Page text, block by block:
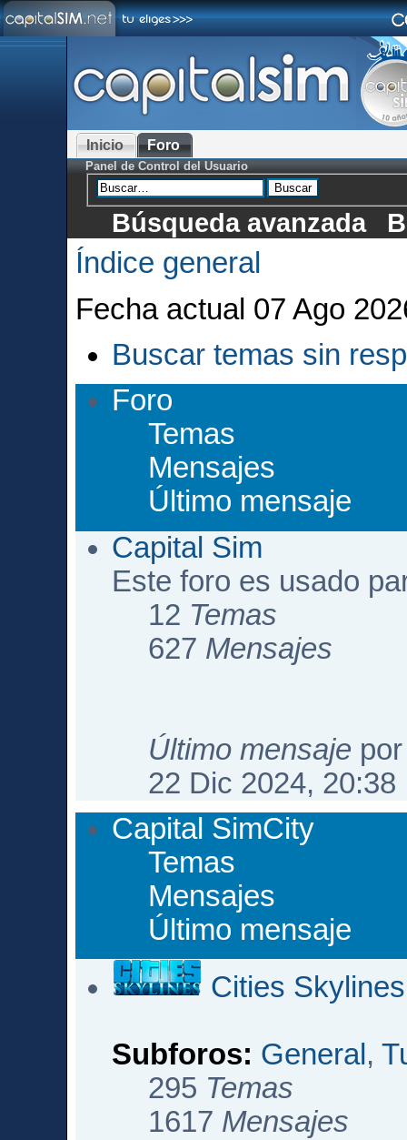
Inicio Foro
Panel de Control del Usuario
Búsqueda avanzada
Índice general
Fecha actual 07 Ago
Buscar temas sin
Foro
Temas
Mensajes
Último mensaje
Capital Sim
Este foro es usado
12 Temas
627 Mensajes
Último mensaje
22 Dic 2024, 20:38
Capital SimCity
Temas
Mensajes
Último mensaje
Cities Skylines
Subforos: General ,
295 Temas
1617 Mensajes